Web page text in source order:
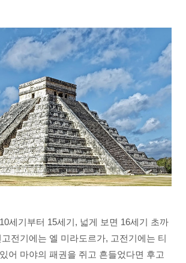
세기부터 15세기, 넓게 보면 16세기 초까
전기에는 엘 미라도르가, 고전기에는 티
어 마야의 패권을 쥐고 흔들었다면 후고